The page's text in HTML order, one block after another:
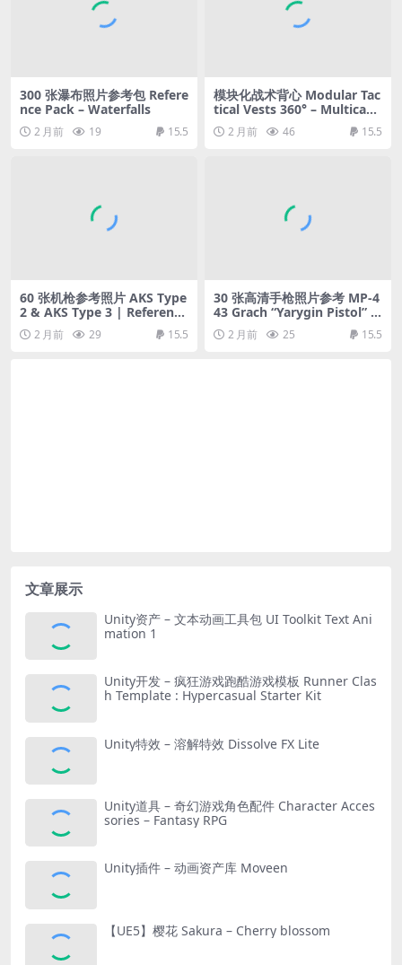
300 张瀑布照片参考包 Refere
nce Pack – Waterfalls
2 月前 19 15.5
模块化战术背心 Modular Tac
tical Vests 360° – Multicam
& Moss Camo | Reference
Pack2 月前 46 15.5
60 张机枪参考照片 AKS Type
2 & AKS Type 3 | Reference
Pack2 月前 29 15.5
30 张高清手枪照片参考 MP-4
43 Grach “Yarygin Pistol” |
Reference Pack
2 月前 25 15.5
文章展示
Unity资产 – 文本动画工具包 UI Toolkit Text Ani
mation 1
Unity开发 – 疯狂游戏跑酷游戏模板 Runner Clas
h Template : Hypercasual Starter Kit
Unity特效 – 溶解特效 Dissolve FX Lite
Unity道具 – 奇幻游戏角色配件 Character Acces
sories – Fantasy RPG
Unity插件 – 动画资产库 Moveen
【UE5】樱花 Sakura – Cherry blossom